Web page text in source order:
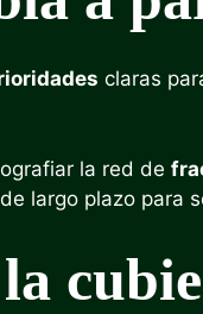
claras
la red de
de largo plazo para
la